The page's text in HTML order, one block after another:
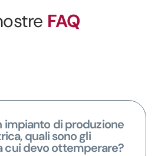
FAQ
impianto di produzione
quali sono gli
cui devo ottemperare?